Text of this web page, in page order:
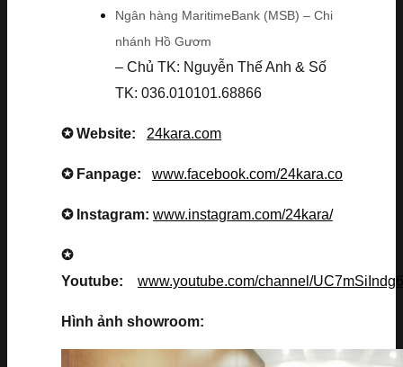
Ngân hàng MaritimeBank (MSB) – Chi
nhánh Hồ Gươm
– Chủ TK: Nguyễn Thế Anh & Số
TK: 036.010101.68866
✪ Website: 24kara.com
✪ Fanpage: www.facebook.com/24kara.co
✪ Instagram: www.instagram.com/24kara/
✪
Youtube: www.youtube.com/channel/
Hình ảnh showroom: